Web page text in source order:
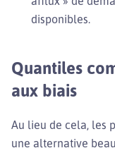
disponibles.
Quantiles
aux biais
Au lieu de cela, les
une alternative